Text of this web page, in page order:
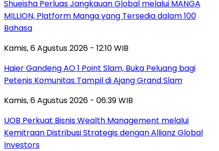
Shueisha Perluas Jangkauan Global melalui MANGA
MILLION, Platform Manga yang Tersedia dalam 100
Bahasa
Kamis, 6 Agustus 2026 - 12:10 WIB
Haier Gandeng AO 1 Point Slam, Buka Peluang bagi
Petenis Komunitas Tampil di Ajang Grand Slam
Kamis, 6 Agustus 2026 - 06:39 WIB
UOB Perkuat Bisnis Wealth Management melalui
Kemitraan Distribusi Strategis dengan Allianz Global
Investors